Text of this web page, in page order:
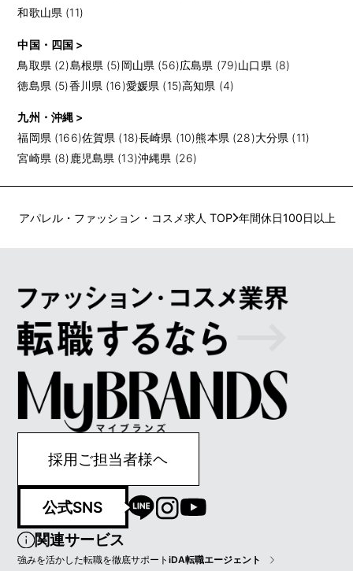
和歌山県 (11)
中国・四国 >
鳥取県 (2)島根県 (5)岡山県 (56)広島県 (79)山口県 (8)
徳島県 (5)香川県 (16)愛媛県 (15)高知県 (4)
九州・沖縄 >
福岡県 (166)佐賀県 (18)長崎県 (10)熊本県 (28)大分県 (11)
宮崎県 (8) 鹿児島県 (13)沖縄県 (26)
アパレル・ファッション・コスメ求人 TOP 年間休日100日以上
採用ご担当者様ヘ
公式SNS
関連サービス
強みを活かした転職を徹底サポートiDA転職エージェント